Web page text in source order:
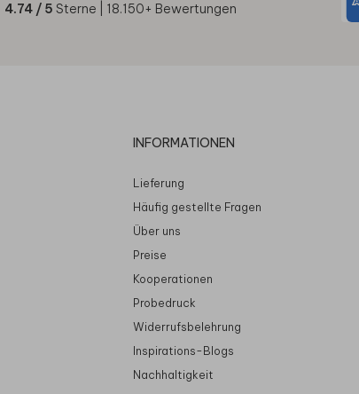
4.74 / 5 Sterne | 18.150+ Bewertungen
INFORMATIONEN
Lieferung
Häufig gestellte Fragen
Über uns
Preise
Kooperationen
Probedruck
Widerrufsbelehrung
Inspirations-Blogs
Nachhaltigkeit